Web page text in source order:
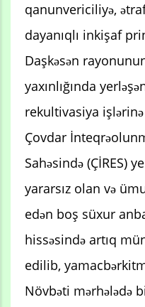
qanunvericiliyə,
dayanıqlı inkişaf
Daşkəsən
yaxınlığında
rekultivasiya işlərinə
Çovdar
Sahəsində (ÇİRES)
yararsız olan və
edən boş süxur
hissəsində artıq
edilib,
Növbəti mərhələdə